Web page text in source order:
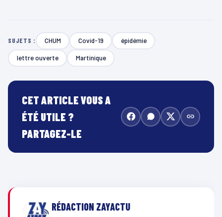
SUJETS : CHUM Covid-19 épidémie
lettre ouverte Martinique
CET ARTICLE VOUS A
ÉTÉ UTILE ?
PARTAGEZ-LE
RÉDACTION ZAYACTU